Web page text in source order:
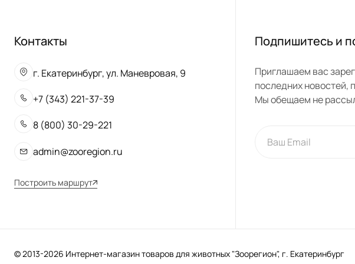
Контакты
г. Екатеринбург, ул. Маневровая, 9
+7 (343) 221-37-39
8 (800) 30-29-221
admin@zooregion.ru
Построить маршрут
Подпишитесь и
Приглашаем вас
последних новостей,
Мы обещаем не
© 2013-2026 Интернет-магазин товаров для животных "Зоорегион", г. Екатеринбург